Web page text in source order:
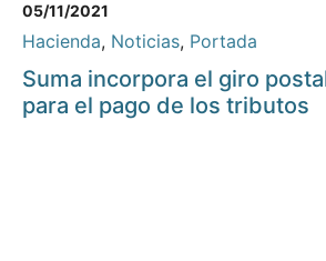
05/11/2021
Hacienda, Noticias, Portada
Suma incorpora el giro
para el pago de los tributos